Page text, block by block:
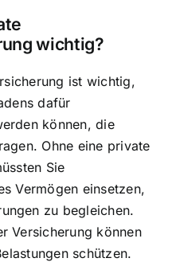
wichtig?
ist wichtig,
dafür
können, die
Ohne eine private
Sie
Vermögen einsetzen,
zu begleichen.
Versicherung können
schützen.